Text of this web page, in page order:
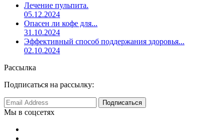
Лечение пульпита.
05.12.2024
Опасен ли кофе для...
31.10.2024
Эффективный способ поддержания здоровья...
02.10.2024
Рассылка
Подписаться на рассылку:
Мы в соцсетях